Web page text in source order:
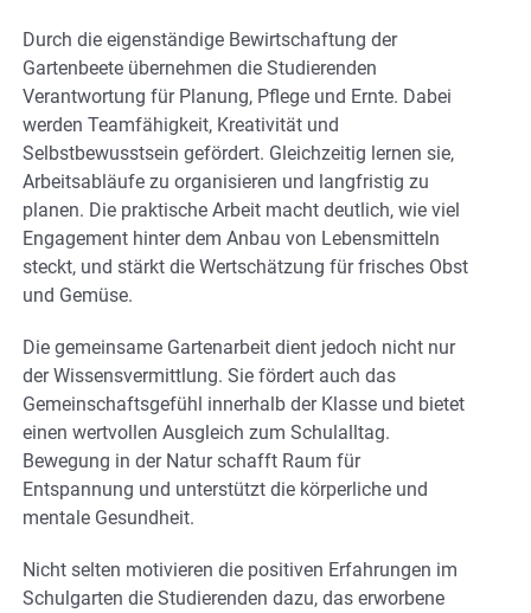
Durch die eigenständige Bewirtschaftung der
Gartenbeete übernehmen die Studierenden
Verantwortung für Planung, Pflege und Ernte. Dabei
werden Teamfähigkeit, Kreativität und
Selbstbewusstsein gefördert. Gleichzeitig lernen sie,
Arbeitsabläufe zu organisieren und langfristig zu
planen. Die praktische Arbeit macht deutlich, wie viel
Engagement hinter dem Anbau von Lebensmitteln
steckt, und stärkt die Wertschätzung für frisches Obst
und Gemüse.
Die gemeinsame Gartenarbeit dient jedoch nicht nur
der Wissensvermittlung. Sie fördert auch das
Gemeinschaftsgefühl innerhalb der Klasse und bietet
einen wertvollen Ausgleich zum Schulalltag.
Bewegung in der Natur schafft Raum für
Entspannung und unterstützt die körperliche und
mentale Gesundheit.
Nicht selten motivieren die positiven Erfahrungen im
Schulgarten die Studierenden dazu, das erworbene